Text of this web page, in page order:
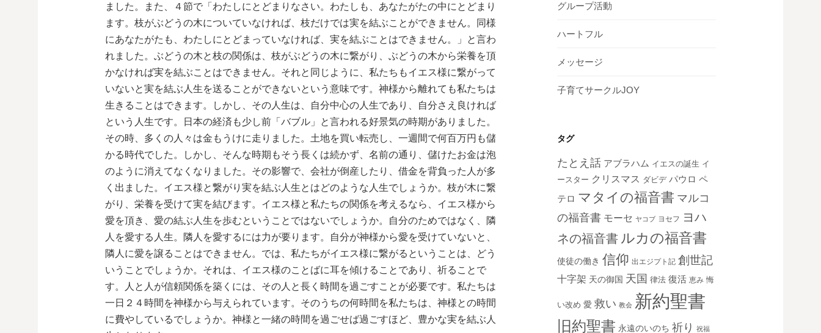
ました。また、４節で「わたしにとどまりなさい。わたしも、あなたがたの中にとどまり
ます。枝がぶどうの木についていなければ、枝だけでは実を結ぶことができません。同様
にあなたがたも、わたしにとどまっていなければ、実を結ぶことはできません。」と言わ
れました。ぶどうの木と枝の関係は、枝がぶどうの木に繋がり、ぶどうの木から栄養を頂
かなければ実を結ぶことはできません。それと同じように、私たちもイエス様に繋がって
いないと実を結ぶ人生を送ることができないという意味です。神様から離れても私たちは
生きることはできます。しかし、その人生は、自分中心の人生であり、自分さえ良ければ
という人生です。日本の経済も少し前「バブル」と言われる好景気の時期がありました。
その時、多くの人々は金もうけに走りました。土地を買い転売し、一週間で何百万円も儲
かる時代でした。しかし、そんな時期もそう長くは続かず、名前の通り、儲けたお金は泡
のように消えてなくなりました。その影響で、会社が倒産したり、借金を背負った人が多
く出ました。イエス様と繋がり実を結ぶ人生とはどのような人生でしょうか。枝が木に繋
がり、栄養を受けて実を結びます。イエス様と私たちの関係を考えるなら、イエス様から
愛を頂き、愛の結ぶ人生を歩むということではないでしょうか。自分のためではなく、隣
人を愛する人生。隣人を愛するには力が要ります。自分が神様から愛を受けていないと、
隣人に愛を譲ることはできません。では、私たちがイエス様に繋がるということは、どう
いうことでしょうか。それは、イエス様のことばに耳を傾けることであり、祈ることで
す。人と人が信頼関係を築くには、その人と長く時間を過ごすことが必要です。私たちは
一日２４時間を神様から与えられています。そのうちの何時間を私たちは、神様との時間
に費やしているでしょうか。神様と一緒の時間を過ごせば過ごすほど、豊かな実を結ぶ人
グループ活動
ハートフル
メッセージ
子育てサークルJOY
タグ
たとえ話 アブラハム イエスの誕生 イ
ースター クリスマス ダビデ パウロ ペ
テロ マタイの福音書 マルコ
の福音書 モーセ ヤコブ ヨセフ ヨハ
ネの福音書 ルカの福音書
使徒の働き 信仰 出エジプト記 創世記
十字架 天の御国 天国 律法 復活 恵み 悔
い改め 愛 救い 教会 新約聖書
旧約聖書 永遠のいのち 祈り 祝福